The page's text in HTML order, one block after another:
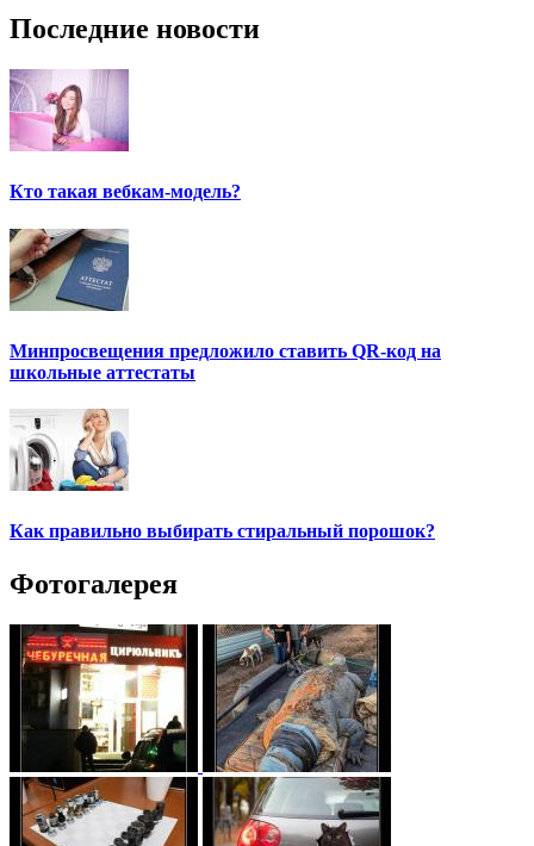
Последние новости
Кто такая вебкам-модель?
Минпросвещения предложило ставить QR-код на
школьные аттестаты
Как правильно выбирать стиральный порошок?
Фотогалерея